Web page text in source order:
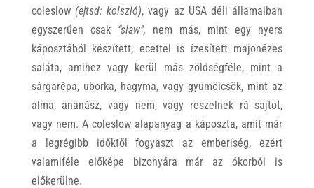
coleslow (ejtsd: kolszló), vagy az USA déli államaiban
egyszerűen csak “slaw”, nem más, mint egy nyers
káposztából készített, ecettel is ízesített majonézes
saláta, amihez vagy kerül más zöldségféle, mint a
sárgarépa, uborka, hagyma, vagy gyümölcsök, mint az
alma, ananász, vagy nem, vagy reszelnek rá sajtot,
vagy nem. A coleslow alapanyag a káposzta, amit már
a legrégibb időktől fogyaszt az emberiség, ezért
valamiféle előképe bizonyára már az ókorból is
előkerülne.